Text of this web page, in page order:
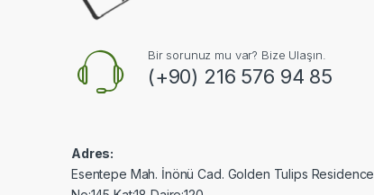
Bir sorunuz mu var? Bize Ulaşın.
(+90) 216 576 94 85
Adres:
Esentepe Mah. İnönü Cad. Golden Tulips Residence